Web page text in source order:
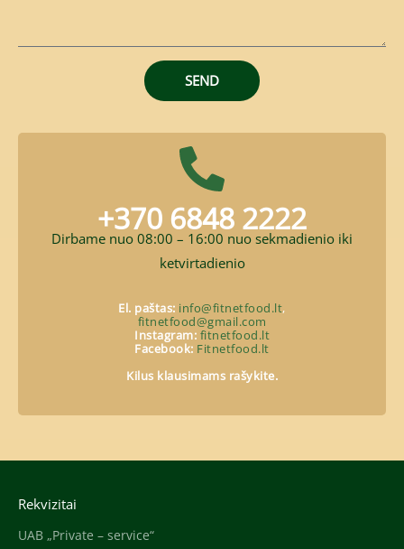
s
SEND
+370 6848 2222
Dirbame nuo 08:00 – 16:00 nuo sekmadienio iki
ketvirtadienio
El. paštas: info@fitnetfood.lt,
fitnetfood@gmail.com
Instagram: fitnetfood.lt
Facebook: Fitnetfood.lt
Kilus klausimams rašykite.
Rekvizitai
UAB „Private – service“